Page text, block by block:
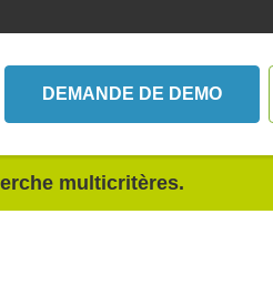
DEMANDE DE DEMO
multicritères.